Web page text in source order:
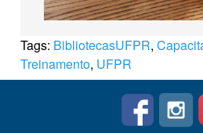
Tags: BibliotecasUFPR,
Treinamento, UFPR